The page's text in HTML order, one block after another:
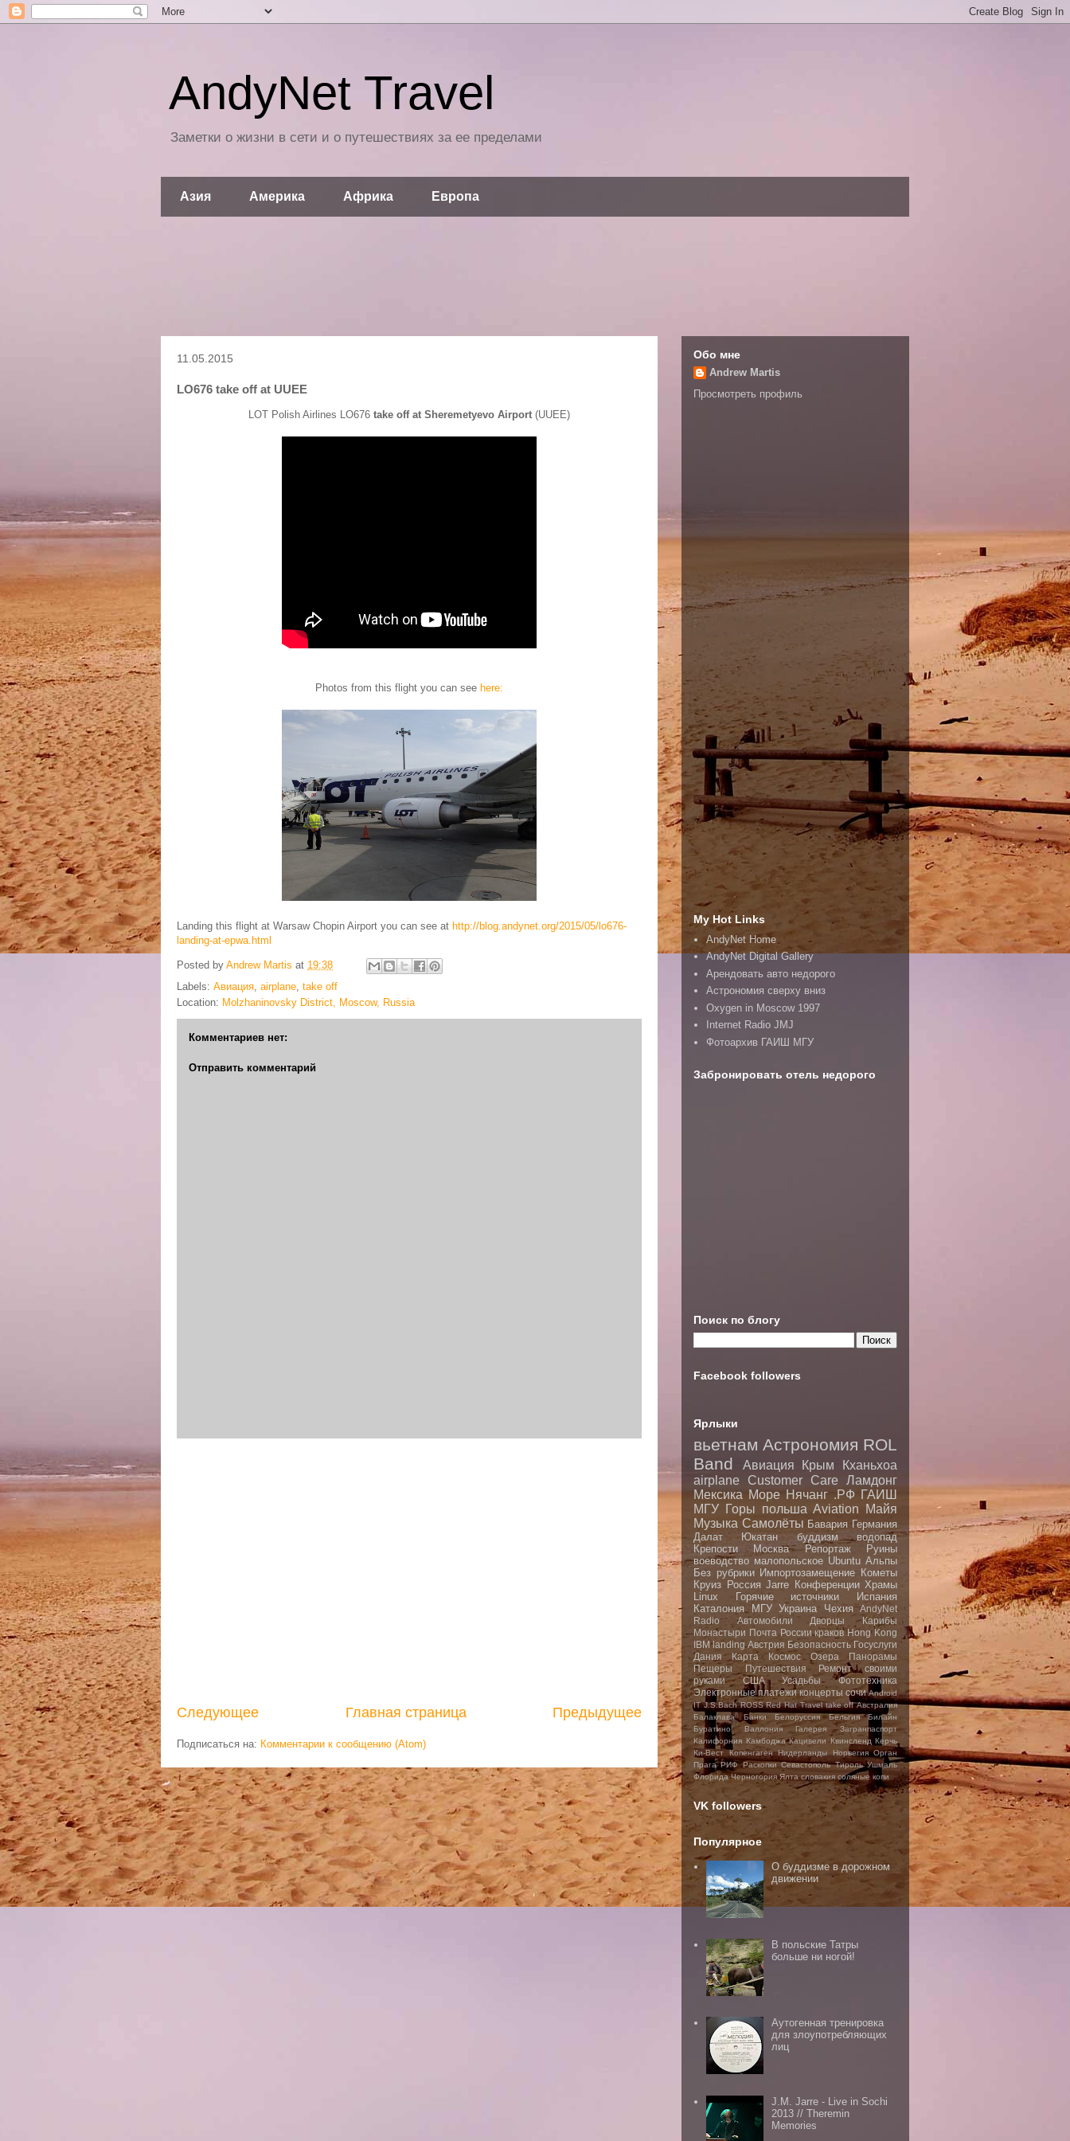
AndyNet Travel
Заметки о жизни в сети и о путешествиях за ее пределами
Азия Америка Африка Европа
11.05.2015
LO676 take off at UUEE
LOT Polish Airlines LO676 take off at Sheremetyevo Airport (UUEE)
Photos from this flight you can see here:
Landing this flight at Warsaw Chopin Airport you can see at http://blog.andynet.org/2015/05/lo676-
landing-at-epwa.html
Posted by Andrew Martis at 19:38
Labels: Авиация, airplane, take off
Location: Molzhaninovsky District, Moscow, Russia
Комментариев нет:
Отправить комментарий
Следующее Предыдущее
Главная страница
Подписаться на: Комментарии к сообщению (Atom)
Обо мне
Andrew Martis
Просмотреть профиль
My Hot Links
AndyNet Home
AndyNet Digital Gallery
Арендовать авто недорого
Астрономия сверху вниз
Oxygen in Moscow 1997
Internet Radio JMJ
Фотоархив ГАИШ МГУ
Забронировать отель недорого
Поиск по блогу
Facebook followers
Ярлыки
вьетнам Астрономия ROL
Band
Авиация Крым
Кханьхоа
airplane
Customer Care Ламдонг
Мексика Море Нячанг .РФ ГАИШ
МГУ Горы польша Aviation
Майя
Музыка Самолёты Бавария Германия
Далат
Юкатан буддизм
водопад
Крепости
Москва Репортаж
Руины
воеводство малопольское Ubuntu Альпы
Без рубрики Импортозамещение Кометы
Круиз Россия Jarre Конференции Храмы
Linux
Горячие источники
Испания
Каталония
МГУ Украина Чехия
AndyNet
Radio
Автомобили Дворцы
Карибы
Монастыри Почта России краков Hong Kong
IBM landing Австрия Безопасность Госуслуги
Дания
Карта Космос Озера
Панорамы
Пещеры
Путешествия
Ремонт своими
руками
США Усадьбы
Фототехника
Электронные платежи концерты сочи Android
IT J.S.Bach ROSS Red Hat Travel take off Австралия
Балаклава
Банки Белоруссия Бельгия
Билайн
Буратино
Валлония Галерея
Загранпаспорт
Калифорния Камбоджа Кацивели Квинсленд Керчь
Ки-Вест Копенгаген Нидерланды Норвегия Орган
Прага РИФ Раскопки Севастополь Тироль Ушмаль
Флорида Черногория Ялта словакия соляные копи
VK followers
Популярное
О буддизме в дорожном
движении
В польские Татры
больше ни ногой!
Аутогенная тренировка
для злоупотребляющих
лиц
J.M. Jarre - Live in Sochi
2013 // Theremin
Memories